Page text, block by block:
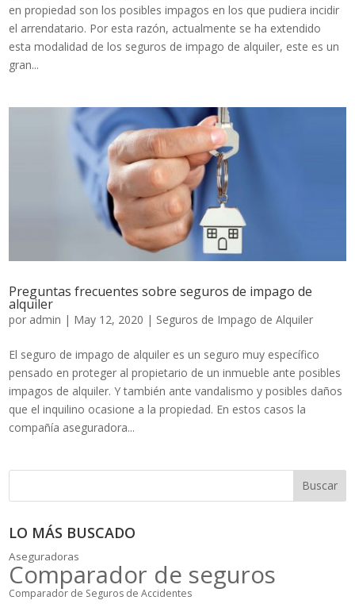
en propiedad son los posibles impagos en los que pudiera incidir
el arrendatario. Por esta razón, actualmente se ha extendido
esta modalidad de los seguros de impago de alquiler, este es un
gran...
Preguntas frecuentes sobre seguros de impago de
alquiler
por admin | May 12, 2020 | Seguros de Impago de Alquiler
El seguro de impago de alquiler es un seguro muy específico
pensado en proteger al propietario de un inmueble ante posibles
impagos de alquiler. Y también ante vandalismo y posibles daños
que el inquilino ocasione a la propiedad. En estos casos la
compañía aseguradora...
Buscar
LO MÁS BUSCADO
Aseguradoras
Comparador de seguros
Comparador de Seguros de Accidentes